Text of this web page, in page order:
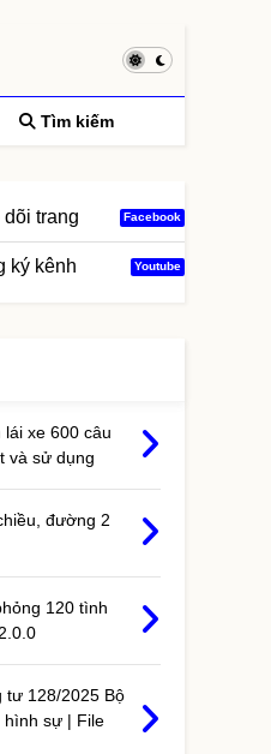
Tìm kiếm
dõi trang Facebook
ký kênh Youtube
lái xe 600 câu
và sử dụng
đường 2
120 tình
tư 128/2025 Bộ
hình sự | File